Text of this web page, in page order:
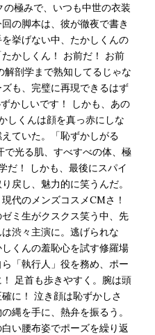
極みで、いつも中世の衣装
の脚本は、彼が徹夜で書き
挙げない中、たかしくんの
かしくん！ お前だ！ お前
剖学まで熟知してるじゃな
も、完璧に再現できるはず
かしいです！ しかも、あの
しくんは顔を真っ赤にしな
ていた。「恥ずかしがる
で光る肌、すべすべの体、極
だ！ しかも、最後にスパイ
戻し、魅力的に笑うんだ。
代のメンズコスメCMさ！
ミ生がクスクス笑う中、先
渋々主演に。逃げられな
くんの羞恥心を試す修羅場
「執行人」役を務め、ポー
足首も歩きやすく。腕は頭
に！ 泣き顔は恥ずかしさ
縄を手に、熱弁を振るう。
い腰布姿でポーズを繰り返